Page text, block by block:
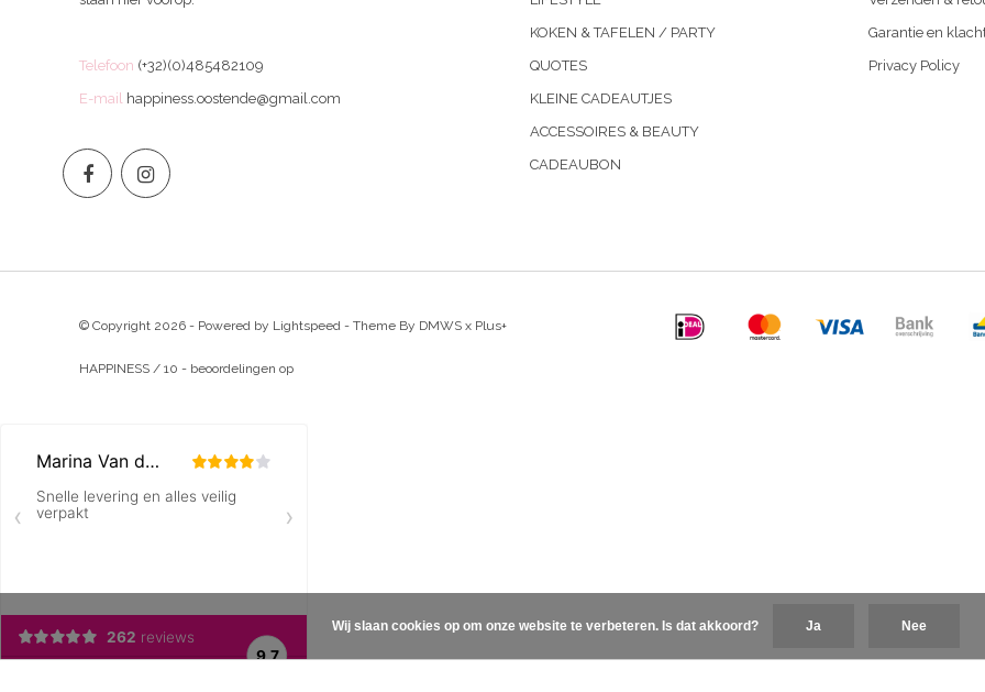
Telefoon (+32)(0)485482109
E-mail happiness.oostende@gmail.com
KOKEN & TAFELEN / PARTY
QUOTES
KLEINE CADEAUTJES
ACCESSOIRES & BEAUTY
CADEAUBON
Garantie en
Privacy Policy
© Copyright 2026 - Powered by Lightspeed - Theme By DMWS x Plus+
HAPPINESS / 10 - beoordelingen op
Wij slaan cookies op om onze website te verbeteren. Is dat akkoord? Ja Nee